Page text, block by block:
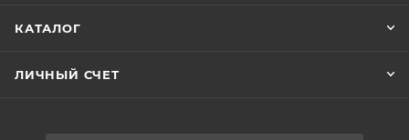
КАТАЛОГ
ЛИЧНЫЙ СЧЕТ